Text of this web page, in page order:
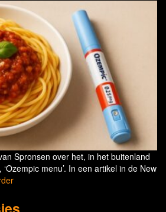
Spronsen over het, in het buitenland
menu’. In een artikel in de New